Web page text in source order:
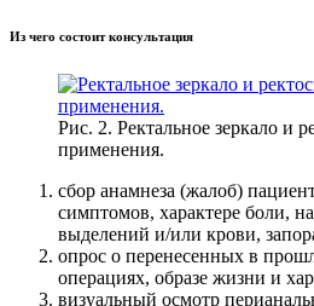
Из чего состоит консультация
Рис. 2. Ректальное зеркало и
применения.
сбор анамнеза (жалоб)
симптомов, характере боли,
выделений и/или крови,
опрос о перенесенных в
операциях, образе жизни и
визуальный осмотр